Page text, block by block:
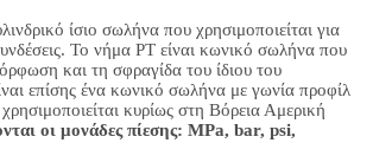
ίσιο σωλήνα που χρησιμοποιείται για
Το νήμα PT είναι κωνικό σωλήνα που
και τη σφραγίδα του ίδιου του
επίσης ένα κωνικό σωλήνα με γωνία προφίλ
κυρίως στη Βόρεια Αμερική
οι μονάδες πίεσης: MPa, bar, psi,